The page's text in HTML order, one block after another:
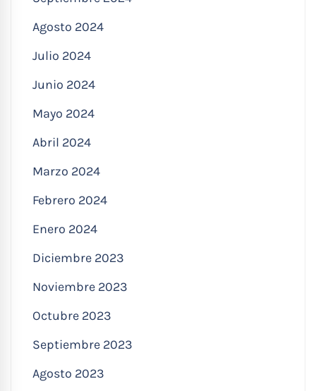
Agosto 2024
Julio 2024
Junio 2024
Mayo 2024
Abril 2024
Marzo 2024
Febrero 2024
Enero 2024
Diciembre 2023
Noviembre 2023
Octubre 2023
Septiembre 2023
Agosto 2023